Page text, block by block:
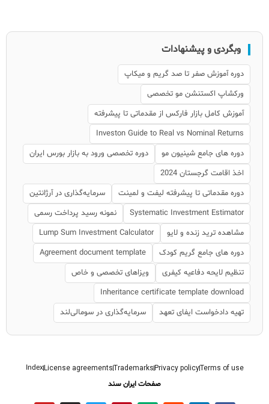
وبگردی و پیشنهادات
دوره آموزش صفر تا صد گریم و میکاپ
ورکشاپ اکستنشن مو تخصصی
آموزش کامل بازار فارکس از مقدماتی تا پیشرفته
Investon Guide to Real vs Nominal Returns
دوره های جامع شینیون مو
دوره تخصصی ورود به بازار بورس ایران
اخذ اقامت گرجستان 2024
دوره مقدماتی تا پیشرفته لیفت و لمینت
سرمایه‌گذاری در آرژانتین
Systematic Investment Estimator
نمونه رسید پرداخت رسمی
مشاهده ترید زنده و لایو
Lump Sum Investment Calculator
دوره های جامع گریم کودک
Agreement document template
تنظیم لایحه دفاعیه کیفری
ویزاهای تخصصی و خاص
Inheritance certificate template download
تهیه دادخواست ایفای تعهد
سرمایه‌گذاری در سومالی‌لند
Terms of use
Privacy policy
Trademarks
License agreements
Index
صفحات ایران سند